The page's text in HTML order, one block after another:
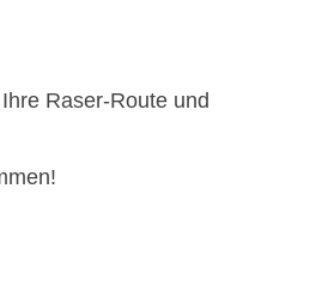
Raser-Route und